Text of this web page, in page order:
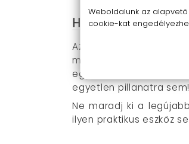
Hogyan használd
Az Lk87 oxigén mérő
máris láthatod az
egy kicsit tovább, és a
egyetlen pillanatra sem!
Ne maradj ki a
ilyen praktikus eszköz
Weboldalunk az
cookie-kat